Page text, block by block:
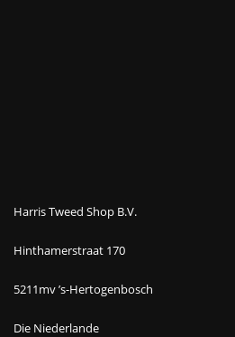
Harris Tweed Shop B.V.
Hinthamerstraat 170
5211mv ’s-Hertogenbosch
Die Niederlande